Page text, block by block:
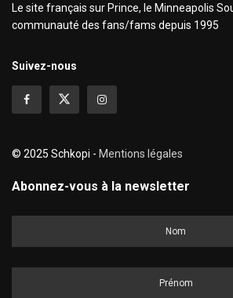
Le site français sur Prince, le Minneapolis
communauté des fans/fams depuis 1995
Suivez-nous
© 2025 Schkopi - Mentions légales
Abonnez-vous à la newsletter